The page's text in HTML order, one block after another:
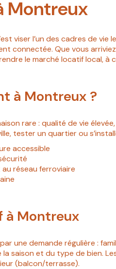
Montreux
viser l’un des cadres de vie
connectée. Que vous
le marché locatif local,
à Montreux ?
rare : qualité de vie
tester un quartier ou
accessible
réseau ferroviaire
à Montreux
une demande régulière :
saison et du type de bien.
(balcon/terrasse).